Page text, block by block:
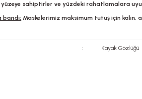
yüzeye sahiptirler ve yüzdeki rahatlamalara
Maskelerimiz maksimum tutuş için kalın,
: Kayak Gözlüğü